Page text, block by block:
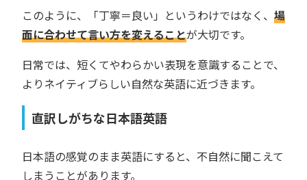
このように、「丁寧＝良い」というわけではなく、 場
面に合わせて言い方を変えることが大切です。
日常では、短くてやわらかい表現を意識することで、
よりネイティブらしい自然な英語に近づきます。
直訳しがちな日本語英語
日本語の感覚のまま英語にすると、不自然に聞こえて
しまうことがあります。